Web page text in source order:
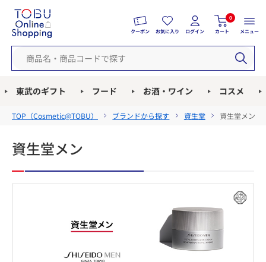
クーポン お気に入り ログイン
0
カート メニュー
東武のギフト フード お酒・ワイン コスメ
TOP（Cosmetic@TOBU） ブランドから探す 資生堂 資生堂メン
資生堂メン